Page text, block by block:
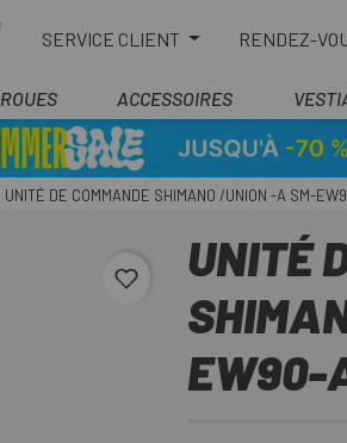
SERVICE CLIENT RENDEZ-
ROUES ACCESSOIRES
UNITÉ DE COMMANDE SHIMANO /UNION -A SM-
favorite_border
UNITÉ
EW90-